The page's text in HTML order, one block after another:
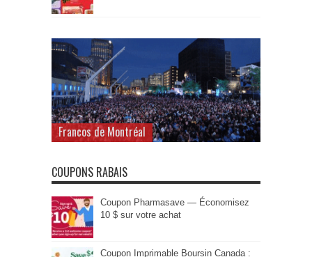
Francos de Montréal
COUPONS RABAIS
Coupon Pharmasave — Économisez
10 $ sur votre achat
Coupon Imprimable Boursin Canada :